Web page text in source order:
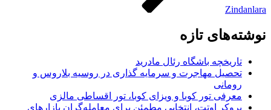
Zindanlara
نوشته‌های تازه
تاریخچه باشگاه رئال مادرید
تحصیل مهاجرت و سرمایه گذاری در روسیه بلاروس و
رومانی
معرفی تور کوبا و ویزای کوبا، تور اقساطی مالزی
بروکر اوتت، انتخابی مطمئن برای معامله‌گران بازارهای